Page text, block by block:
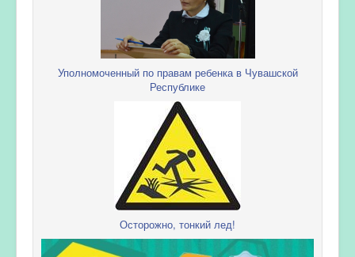
Уполномоченный по правам ребенка в Чувашской
Республике
Осторожно, тонкий лед!